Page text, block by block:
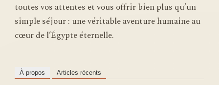
toutes vos attentes et vous offrir bien plus qu’un
simple séjour : une véritable aventure humaine au
cœur de l’Égypte éternelle.
À propos Articles récents